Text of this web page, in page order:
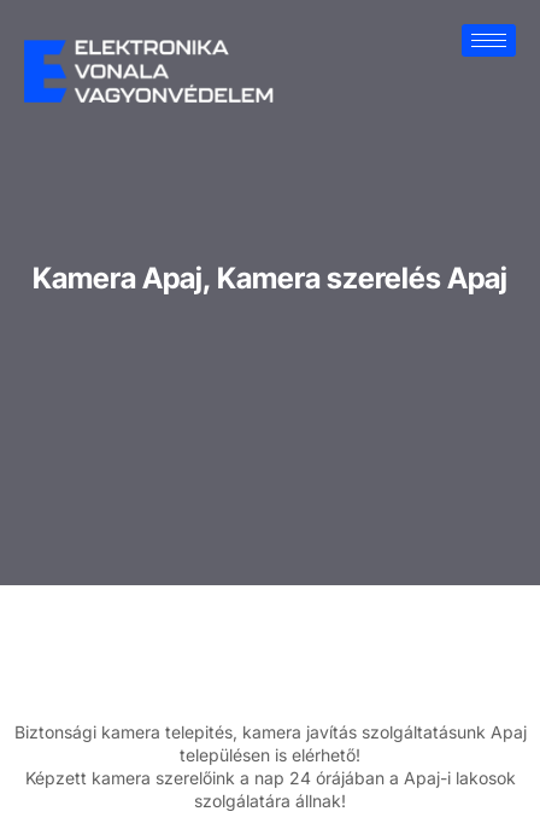
Kamera Apaj, Kamera szerelés Apaj
Biztonsági kamera telepités, kamera javítás szolgáltatásunk Apaj
településen is elérhető!
Képzett kamera szerelőink a nap 24 órájában a Apaj-i lakosok
szolgálatára állnak!